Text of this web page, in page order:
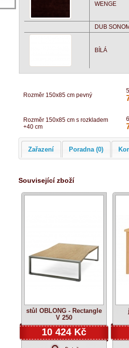
WENGE
DUB
BÍLÁ
Rozměr 150x85 cm pevný
Rozměr 150x85 cm s rozkladem
+40 cm
Zařazení Poradna (0)
Související zboží
stůl OBLONG - Rectangle
V 250
10 424 Kč